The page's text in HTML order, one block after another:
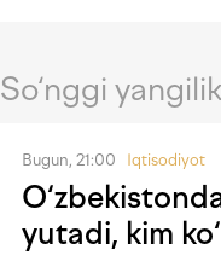
So‘nggi
Bugun, 21:00 Iqtisodiyot
yutadi, kim